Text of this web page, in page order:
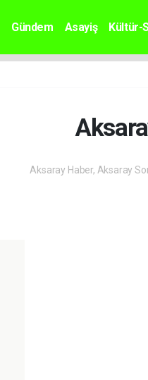
Gündem Asayiş Kültür-
Aksaray Haber, Aksaray